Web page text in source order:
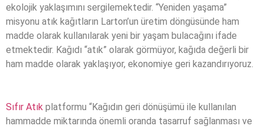
ekolojik yaklaşımını sergilemektedir. “Yeniden yaşama”
misyonu atık kağıtların Larton’un üretim döngüsünde ham
madde olarak kullanılarak yeni bir yaşam bulacağını ifade
etmektedir. Kağıdı “atık” olarak görmüyor, kağıda değerli bir
ham madde olarak yaklaşıyor, ekonomiye geri kazandırıyoruz.
Sıfır Atık platformu “Kağıdın geri dönüşümü ile kullanılan
hammadde miktarında önemli oranda tasarruf sağlanması ve